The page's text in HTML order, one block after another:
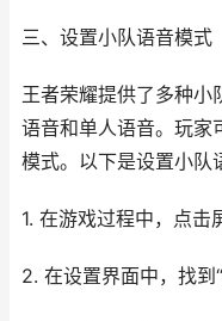
三、设置小队语音模式
王者荣耀提供了多种小
语音和单人语音。玩家
模式。以下是设置小队
1. 在游戏过程中，点击
2. 在设置界面中，找到“